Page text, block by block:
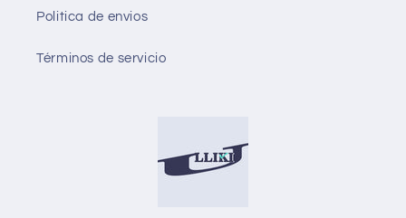
Politica de envios
Términos de servicio